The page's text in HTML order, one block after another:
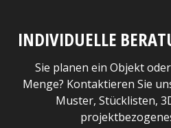
INDIVIDUELLE
Sie planen ein Objekt
Menge? Kontaktieren Sie
Muster, Stücklisten,